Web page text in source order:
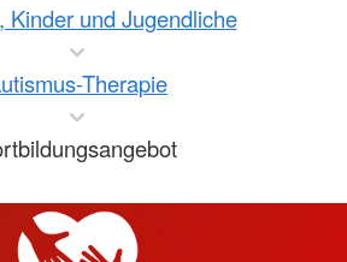
Kinder und Jugendliche
Therapie